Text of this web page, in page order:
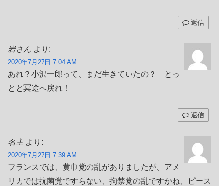
返信
岩さん より:
2020年7月27日 7:04 AM
あれ？小沢一郎って、まだ生きていたの？ とっ
とと冥途へ戻れ！
返信
名主 より:
2020年7月27日 7:39 AM
フランスでは、黄巾党の乱がありましたが、アメ
リカでは抗菌党ですらない、拘禁党の乱ですかね、ピース